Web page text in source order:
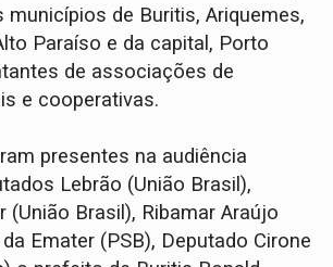
municípios de Buritis, Ariquemes,
Paraíso e da capital, Porto
de associações de
e cooperativas.
presentes na audiência
Lebrão (União Brasil),
(União Brasil), Ribamar Araújo
Emater (PSB), Deputado Cirone